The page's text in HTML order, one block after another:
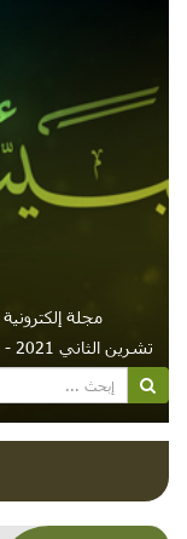
مجلة
تشرين الثاني 2021 - العدد 140 (2021-11-01)